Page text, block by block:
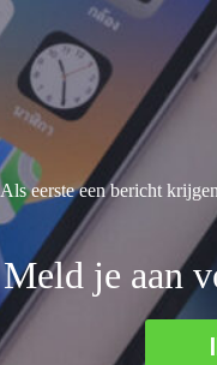
Als eerste een bericht
Meld je aan